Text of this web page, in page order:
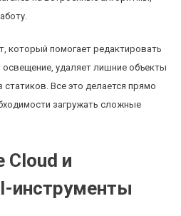
который помогает редактировать
удаляет лишние объекты
Все это делается прямо
загружать сложные
Cloud и
инструменты